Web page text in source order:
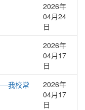
2026年
04月24
日
2026年
04月17
日
我校常
2026年
04月17
日